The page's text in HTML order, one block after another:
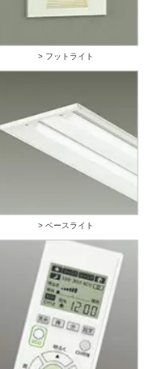
> フットライト
> ベースライト